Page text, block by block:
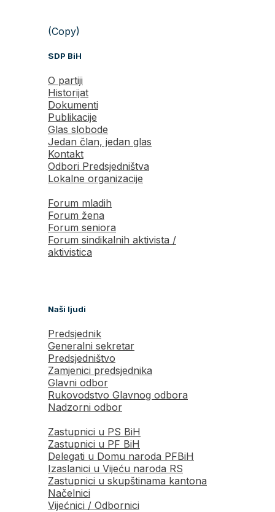
(Copy)
SDP BiH
O partiji
Historijat
Dokumenti
Publikacije
Glas slobode
Jedan član, jedan glas
Kontakt
Odbori Predsjedništva
Lokalne organizacije
Forum mladih
Forum žena
Forum seniora
Forum sindikalnih aktivista /
aktivistica
Naši ljudi
Predsjednik
Generalni sekretar
Predsjedništvo
Zamjenici predsjednika
Glavni odbor
Rukovodstvo Glavnog odbora
Nadzorni odbor
Zastupnici u PS BiH
Zastupnici u PF BiH
Delegati u Domu naroda PFBiH
Izaslanici u Vijeću naroda RS
Zastupnici u skupštinama kantona
Načelnici
Vijećnici / Odbornici